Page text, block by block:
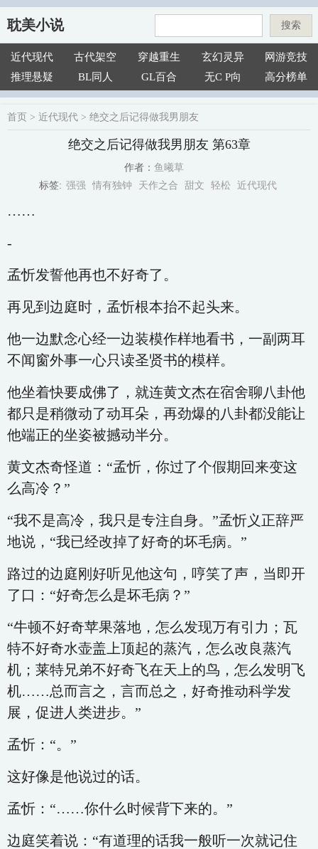
耽美小说 搜索
近代现代 古代架空 穿越重生 玄幻灵异
网游竞技
推理悬疑
BL同人 GL百合 无C P向 高分榜单
首页 > 近代现代 > 绝交之后记得做我男朋友
绝交之后记得做我男朋友 第63章
作者： 鱼曦草
标签: 强强 情有独钟 天作之合 甜文 轻松 近代现代
……
-
孟忻发誓他再也不好奇了。
再见到边庭时，孟忻根本抬不起头来。
他一边默念心经一边装模作样地看书，一副两耳
不闻窗外事一心只读圣贤书的模样。
他坐着快要成佛了，就连黄文杰在宿舍聊八卦他
都只是稍微动了动耳朵，再劲爆的八卦都没能让
他端正的坐姿被撼动半分。
黄文杰奇怪道：“孟忻，你过了个假期回来变这
么高冷？”
“我不是高冷，我只是专注自身。”孟忻义正辞严
地说，“我已经改掉了好奇的坏毛病。”
路过的边庭刚好听见他这句，哼笑了声，当即开
了口：“好奇怎么是坏毛病？”
“牛顿不好奇苹果落地，怎么发现万有引力；瓦
特不好奇水壶盖上顶起的蒸汽，怎么改良蒸汽
机；莱特兄弟不好奇飞在天上的鸟，怎么发明飞
机……总而言之，言而总之，好奇推动科学发
展，促进人类进步。”
孟忻：“。”
这好像是他说过的话。
孟忻：“……你什么时候背下来的。”
边庭笑着说：“有道理的话我一般听一次就记住